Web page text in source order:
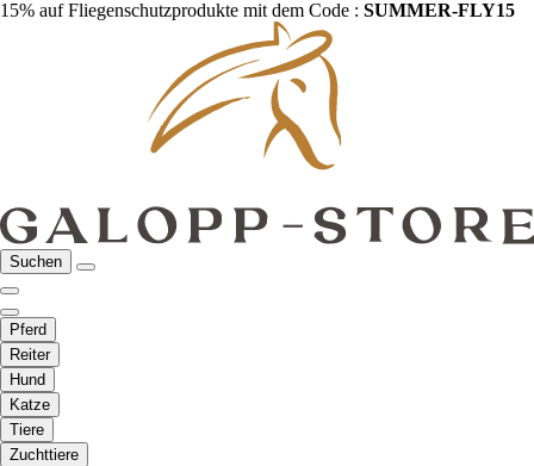
15% auf Fliegenschutzprodukte mit dem Code : SUMMER-FLY15
Suchen
Pferd
Reiter
Hund
Katze
Tiere
Zuchttiere